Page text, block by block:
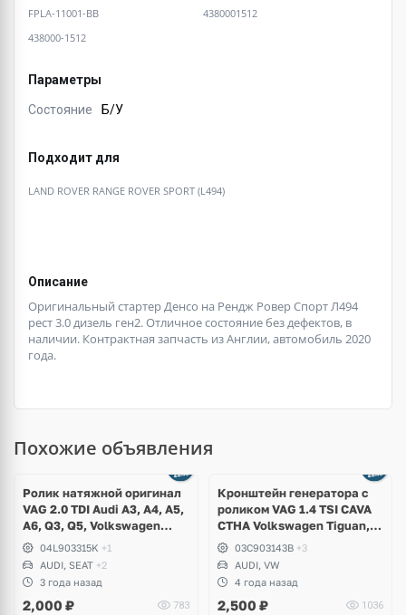
FPLA-11001-BB
4380001512
438000-1512
Параметры
Состояние Б/У
Подходит для
LAND ROVER RANGE ROVER SPORT (L494)
Описание
Оригинальный стартер Денсо на Рендж Ровер Спорт Л494
рест 3.0 дизель ген2. Отличное состояние без дефектов, в
наличии. Контрактная запчасть из Англии, автомобиль 2020
года.
Похожие объявления
Ролик натяжной оригинал
VAG 2.0 TDI Audi A3, A4, A5,
A6, Q3, Q5, Volkswagen
Arteon, Tiguan, Golf 7,
Passat B8, Skoda Kodiaq,
Octavia A7, Yeti, Seat Leon,
Ateca
04L903315K +1
AUDI, SEAT +2
3 года назад
2,000 ₽ 783
Кронштейн генератора с
роликом VAG 1.4 TSI CAVA
CTHA Volkswagen Tiguan,
Jetta, Golf VI, Scirocco
03C903143B +3
AUDI, VW
4 года назад
2,500 ₽ 1036